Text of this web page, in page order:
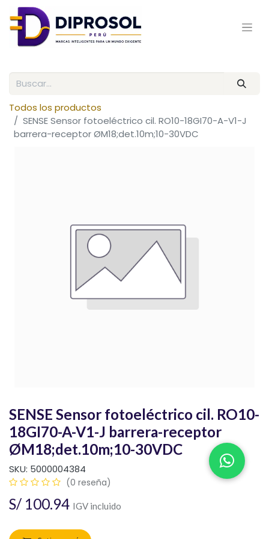
Todos los productos
SENSE Sensor fotoeléctrico cil. RO10-18GI70-A-V1-J
barrera-receptor ØM18;det.10m;10-30VDC
SENSE Sensor fotoeléctrico cil. RO10-
18GI70-A-V1-J barrera-receptor
ØM18;det.10m;10-30VDC
SKU: 5000004384
(0 reseña)
S/ 100.94 IGV incluido